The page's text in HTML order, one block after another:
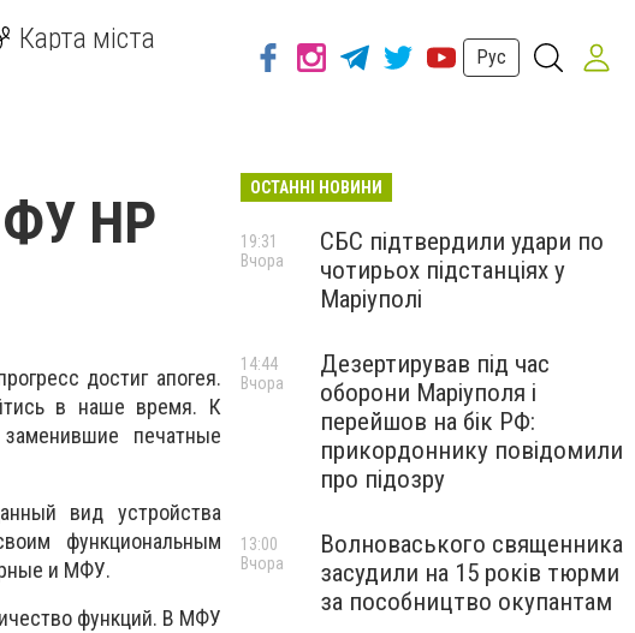
Карта міста
Рус
HP
достиг апогея.
в наше время. К
печатные
вид устройства
функциональным
и МФУ.
функций. В МФУ
ОСТАННІ НОВИНИ
СБС підтвердили удари по
чотирьох підстанціях у
Маріуполі
19:31
Вчора
Дезертирував під час
оборони Маріуполя і
перейшов на бік РФ:
прикордоннику повідомили
про підозру
14:44
Вчора
Волноваського священника
засудили на 15 років тюрми
за пособництво окупантам
13:00
Вчора